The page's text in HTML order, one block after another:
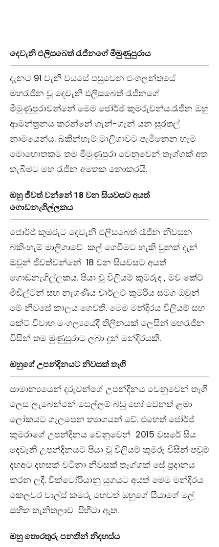
දෙවැනි එලිසබෙත් රැජිනගේ මීමුණුපුරාය
දැනට 91 වැනි වයසේ පසුවෙන එංගලන්තයේ
මහරැජින වූ දෙවැනි එලිසබෙත් රැජිනගේ
මීමුණුපුරාවන්නේ මෙම ජෝර්ජ් කුමරුවන්ය.රැජින ඔහු
ආමන්ත්‍රනය කරන්නේ ගැන්-ගැන් යන සුරතල්
නාමයෙන්ය. බකින්හැම් මාලිගාවට පැමිනෙන හැම
මොහොතකම තම මීමුණුපුරා වෙනුවෙන් තෑග්ගක් අත
තැබීමට මහ රැජින අමතක නොකරයි.
ඔහු ජීවත් වන්නේ 18 වන සියවසට අයත්
ගොඩනැගිල්ලකය
ජොර්ජ් කුමරුට දෙවැනි එලිසබෙත් රැජින නිවසන
බකිංහැම් මාලිගාවේ කල් ගෙවීමට හැකි වුනත් දැන්
ඔවුන් ජිවත්වන්නේ 18 වන සියවසට අයත්
ගොඩනැගිල්ලකය. පියා වූ විලියම් කුමරුද , මව කේට්
මිඩිල්ටන් සහ නැගණිය චාර්ලට් කුමරිය සමග ඔවුන්
මේ නිවසේ කාලය ගෙවති. මෙම මන්දිරය විලියම් සහ
කේට් විවාහ මංගල්‍යයේදී තිලිනයක් ලෙසින් මහරැජින
විසින් තම මුණුපුරාට ලබා දුන් මන්දිරයකි.
ඔහුගේ උපන්දිනයට නිවසක් තෑගි
සාමාන්‍යයෙන් දරුවන්ගේ උපන්දිනය වෙනුවෙන් තෑගි
ලෙස ලැබෙන්නේ සෙල්ලම් බඩු හෝ වෙනත් ළමා
ලෝකයට ගැලපෙන ත්‍යාගයන් වේ. එහෙත් ජෝර්ජ්
කුමරාගේ උපන්දිනය වෙනුවෙන් 2015 වසරේ සිය
දෙවැනි උපන්දිනයට පියා වූ විලියම් කුමරු විසින් පවුම්
දහඅට දහසක් වටිනා නිවසක් තෑග්ගක් සේ ප්‍රදානය
කරන ලදී. වික්ටෝරියානු යුගයට අයත් මෙම මන්දිරය
කෙලවර චාල්ස් කමරු හෙවත් ඔහුගේ සීයාගේ මල්
සහිත තැනිතලාව පිහිටා ඇත.
ඔහු තොරතුරු පනතින් නිදහස්ය